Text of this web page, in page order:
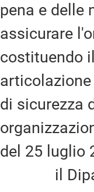
pena e delle
assicurare
costituendo
di sicurezza
del 25 luglio
il